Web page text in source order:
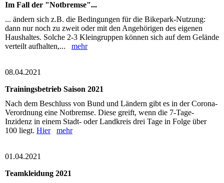
Im Fall der "Notbremse"...
... ändern sich z.B. die Bedingungen für die Bikepark-Nutzung:
dann nur noch zu zweit oder mit den Angehörigen des eigenen
Haushaltes. Solche 2-3 Kleingruppen können sich auf dem Gelände
verteilt aufhalten,... mehr
08.04.2021
Trainingsbetrieb Saison 2021
Nach dem Beschluss von Bund und Ländern gibt es in der Corona-
Verordnung eine Notbremse. Diese greift, wenn die 7-Tage-
Inzidenz in einem Stadt- oder Landkreis drei Tage in Folge über
100 liegt. Hier mehr
01.04.2021
Teamkleidung 2021